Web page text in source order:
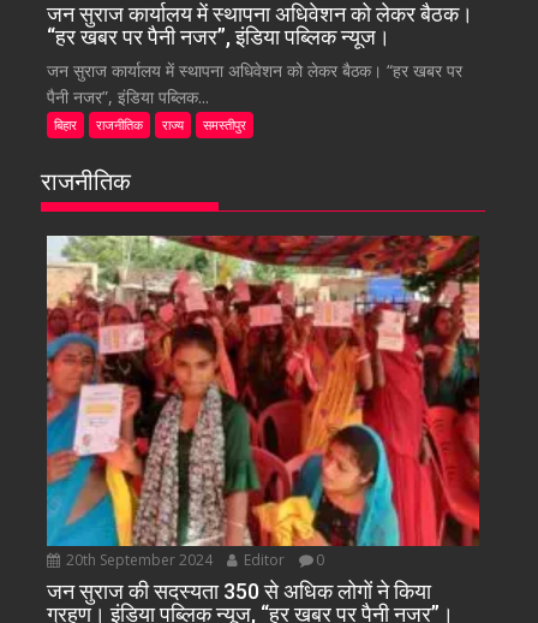
जन सुराज कार्यालय में स्थापना अधिवेशन को लेकर बैठक।
“हर खबर पर पैनी नजर”, इंडिया पब्लिक न्यूज।
जन सुराज कार्यालय में स्थापना अधिवेशन को लेकर बैठक। “हर खबर पर
पैनी नजर”, इंडिया पब्लिक...
बिहार राजनीतिक राज्य समस्तीपुर
राजनीतिक
20th September 2024 Editor 0
जन सुराज की सदस्यता 350 से अधिक लोगों ने किया
ग्रहण। इंडिया पब्लिक न्यूज, “हर खबर पर पैनी नजर”।